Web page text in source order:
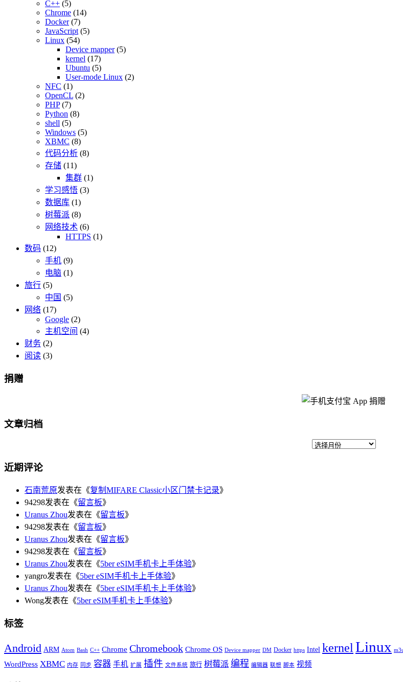
C++ (5)
Chrome (14)
Docker(7)
JavaScript(5)
Linux (54)
Device mapper(5)
kernel (17)
Ubuntu (5)
User-mode Linux (2)
NFC (1)
OpenCL (2)
PHP(7)
Python (8)
shell (5)
Windows (5)
XBMC (8)
代码分析 (8)
存储 (11)
集群 (1)
学习感悟 (3)
数据库 (1)
树莓派 (8)
网络技术 (6)
HTTPS (1)
数码 (12)
手机 (9)
电脑 (1)
旅行 (5)
中国 (5)
网络 (17)
Google (2)
主机空间 (4)
财务 (2)
阅读 (3)
捐赠
文章归档
近期评论
石南荒原发表在《复制MIFARE Classic小区门禁卡记录》
94298发表在《留言板》
Uranus Zhou发表在《留言板》
94298发表在《留言板》
Uranus Zhou发表在《留言板》
94298发表在《留言板》
Uranus Zhou发表在《5ber eSIM手机卡上手体验》
yangro发表在《5ber eSIM手机卡上手体验》
Uranus Zhou发表在《5ber eSIM手机卡上手体验》
Wong发表在《5ber eSIM手机卡上手体验》
标签
Android ARM Atom Bash C++ Chrome Chromebook Chrome OS Device mapper DM Docker https Intel kernelLinux
WordPress XBMC 内存 同步 容器 手机 扩展 插件 文件系统 旅行 树莓派 编程 编辑器 联想 脚本 视频